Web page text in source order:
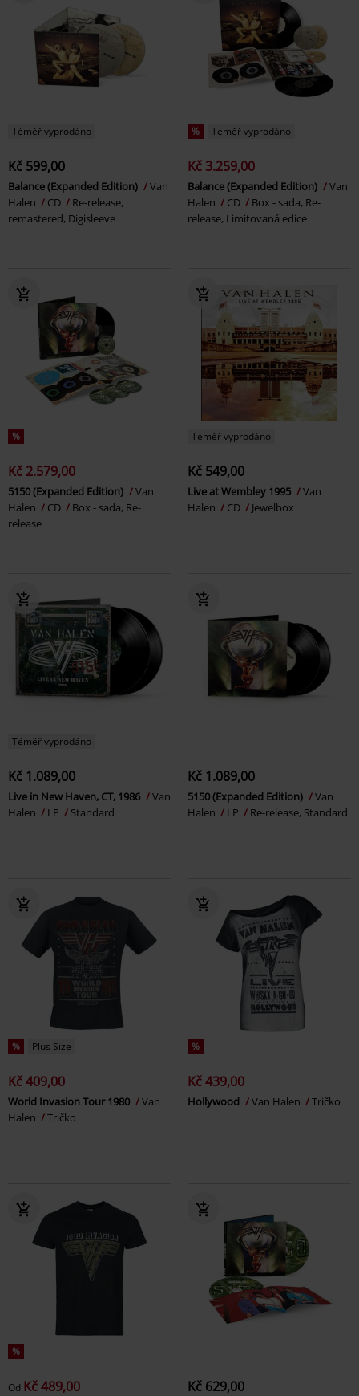
Téměř vyprodáno
Kč 599,00
Balance (Expanded Edition)
Van
Halen
CD
Re-release,
remastered, Digisleeve
% Téměř vyprodáno
Kč 3.259,00
Balance (Expanded Edition)
Van
Halen
CD
Box - sada, Re-
release, Limitovaná edice
%
Kč 2.579,00
5150 (Expanded Edition)
Van
Halen
CD
Box - sada, Re-
release
Téměř vyprodáno
Kč 549,00
Live at Wembley 1995
Van
Halen
CD Jewelbox
Téměř vyprodáno
Kč 1.089,00
Live in New Haven, CT, 1986
Van
Halen
LP Standard
Kč 1.089,00
5150 (Expanded Edition)
Van
Halen
LP Re-release, Standard
% Plus Size
Kč 409,00
World Invasion Tour 1980
Van
Halen
Tričko
%
Kč 439,00
Hollywood Van Halen Tričko
%
Od Kč 489,00 Kč 629,00